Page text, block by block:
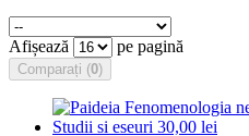
Afișează pe pagină
Comparați (0)